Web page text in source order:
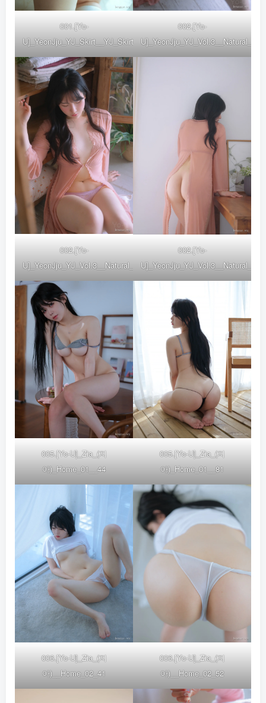
001.[Yo-
U]_YeonJju_YJ_Skirt__YJ_Skirt_photo_(44)
002.[Yo-
002.[Yo-
U]_YeonJju_YJ_Vol.3__Natural__YJ_Vol3_Natural_photo_(34)
002.[Yo-
005.[Yo-U]_Zia_(지
아)_Home_01__44
005.[Yo-U]_Zia_(지
아)_Home_01__81
006.[Yo-U]_Zia_(지
아)__Home_02_41
006.[Yo-U]_Zia_(지
아)__Home_02_52